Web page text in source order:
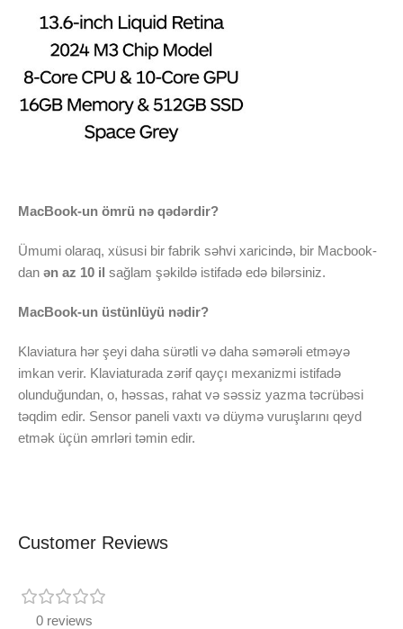
MacBook-un ömrü nə qədərdir?
Ümumi olaraq, xüsusi bir fabrik səhvi xaricində, bir Macbook-
dan ən az 10 il sağlam şəkildə istifadə edə bilərsiniz.
MacBook-un üstünlüyü nədir?
Klaviatura hər şeyi daha sürətli və daha səmərəli etməyə
imkan verir. Klaviaturada zərif qayçı mexanizmi istifadə
olunduğundan, o, həssas, rahat və səssiz yazma təcrübəsi
təqdim edir. Sensor paneli vaxtı və düymə vuruşlarını qeyd
etmək üçün əmrləri təmin edir.
Customer Reviews
0 reviews